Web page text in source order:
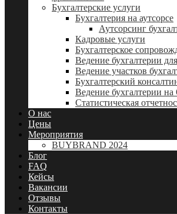
Бухгалтерские услуги
Бухгалтерия на аутсорсе
Аутсорсинг
Кадровые услуги
Бухгалтерское
Ведение бухгалтерии
Ведение участков
Бухгалтерский
Ведение бухгалтерии
Статистическая
О нас
Цены
Мероприятия
BUYBRAND 2024
Блог
FAQ
Кейсы
Вакансии
Отзывы
Контакты